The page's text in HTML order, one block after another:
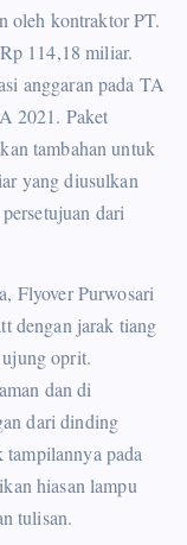
oleh kontraktor PT.
114,18 miliar.
anggaran pada TA
2021. Paket
tambahan untuk
yang diusulkan
dari
Flyover Purwosari
dengan jarak tiang
oprit.
dan di
dari dinding
pada
hiasan lampu
tulisan.